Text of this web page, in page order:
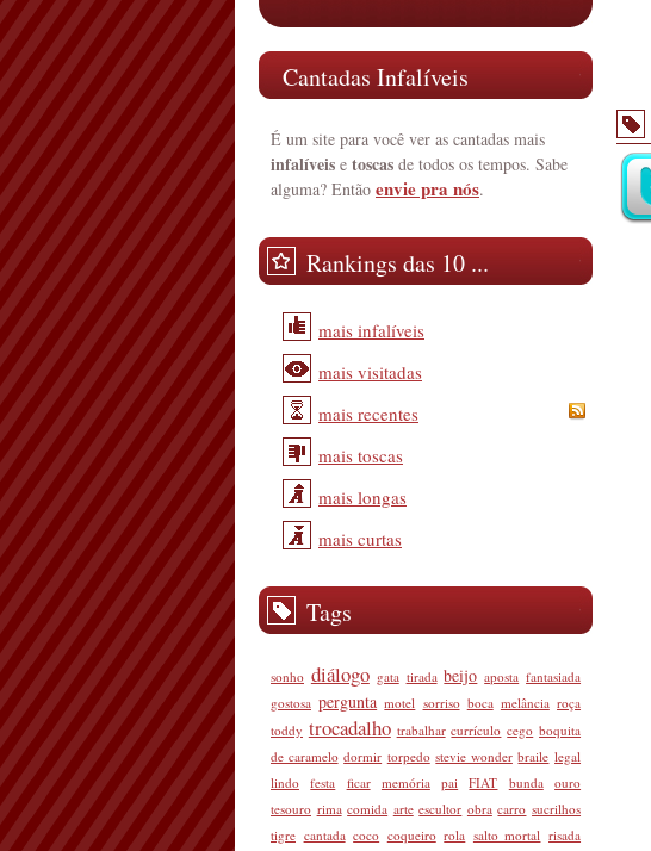
Cantadas Infalíveis
É um site para você ver as cantadas mais
infalíveis e toscas de todos os tempos. Sabe
alguma? Então envie pra nós.
Rankings das 10 ...
mais infalíveis
mais visitadas
mais recentes
mais toscas
mais longas
mais curtas
Tags
sonho diálogo gata tirada beijo aposta fantasiada
gostosa pergunta motel sorriso boca melância roça
toddy trocadalho trabalhar currículo cego boquita
de caramelo dormir torpedo stevie wonder braile legal
lindo
festa ficar memória pai FIAT bunda
ouro
tesouro rima comida arte escultor obra carro sucrilhos
tigre cantada coco coqueiro rola salto mortal risada